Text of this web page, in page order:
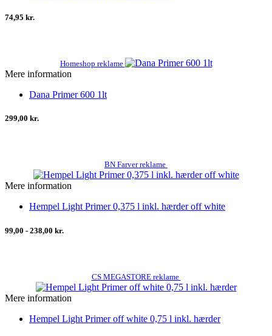
74,95 kr.
Homeshop reklame
Mere information
Dana Primer 600 1lt
299,00 kr.
BN Farver reklame
Mere information
Hempel Light Primer 0,375 l inkl. hærder off white
99,00 - 238,00 kr.
CS MEGASTORE reklame
Mere information
Hempel Light Primer off white 0,75 l inkl. hærder